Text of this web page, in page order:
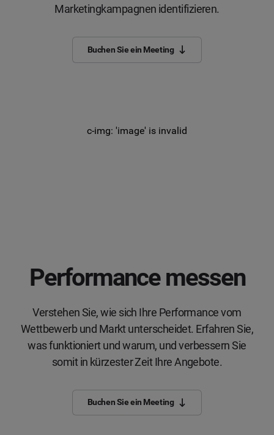
Marketingkampagnen identifizieren.
Buchen Sie ein Meeting
Performance messen
Verstehen Sie, wie sich Ihre Performance vom
Wettbewerb und Markt unterscheidet. Erfahren Sie,
was funktioniert und warum, und verbessern Sie
somit in kürzester Zeit Ihre Angebote.
Buchen Sie ein Meeting
c-img: 'image' is invalid